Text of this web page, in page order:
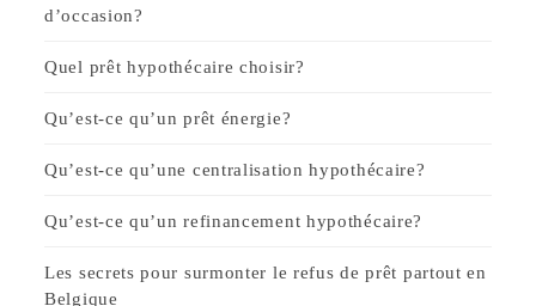
d’occasion?
Quel prêt hypothécaire choisir?
Qu’est-ce qu’un prêt énergie?
Qu’est-ce qu’une centralisation hypothécaire?
Qu’est-ce qu’un refinancement hypothécaire?
Les secrets pour surmonter le refus de prêt partout en
Belgique